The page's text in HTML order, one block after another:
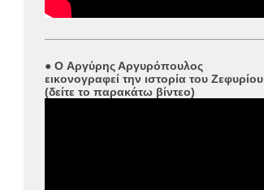
● O Αργύρης Αργυρόπουλος
εικονογραφεί την ιστορία του Ζεφυρίου
(δείτε το παρακάτω βίντεο)